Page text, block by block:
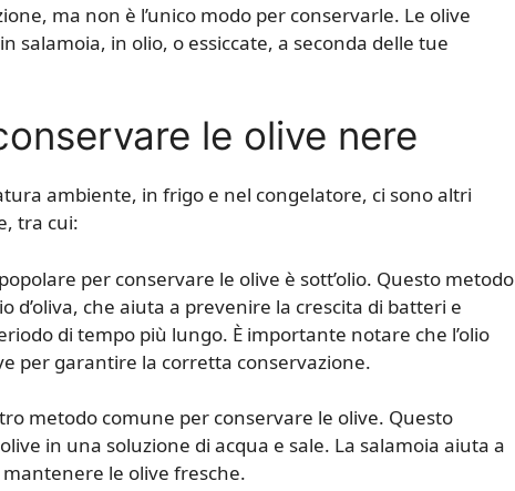
ma non è l’unico modo per conservarle. Le olive
salamoia, in olio, o essiccate, a seconda delle tue
le olive nere
ambiente, in frigo e nel congelatore, ci sono altri
tra cui:
per conservare le olive è sott’olio. Questo metodo
d’oliva, che aiuta a prevenire la crescita di batteri e
di tempo più lungo. È importante notare che l’olio
per garantire la corretta conservazione.
metodo comune per conservare le olive. Questo
in una soluzione di acqua e sale. La salamoia aiuta a
le olive fresche.